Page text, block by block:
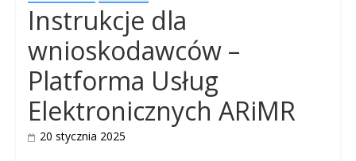
Instrukcje dla
wnioskodawców –
Platforma Usług
Elektronicznych ARiMR
20 stycznia 2025